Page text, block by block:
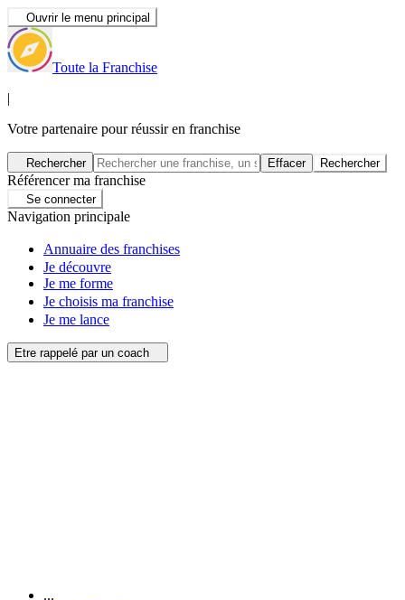
Ouvrir le menu principal
Toute la Franchise
|
Votre partenaire pour réussir en franchise
Rechercher Effacer Rechercher
Référencer ma franchise
Se connecter
Navigation principale
Annuaire des franchises
Je découvre
Je me forme
Je choisis ma franchise
Je me lance
Etre rappelé par un coach
...